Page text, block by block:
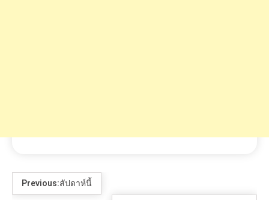
Previous:สัปดาห์นี้